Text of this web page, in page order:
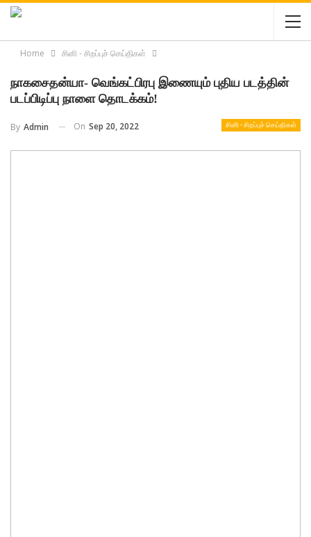
Home சினி - சிறப்புச் செய்திகள்
நாகசைதன்யா- வெங்கட்பிரபு இணையும் புதிய படத்தின்
படப்பிடிப்பு நாளை தொடக்கம்!
சினி - சிறப்புச் செய்திகள்
By Admin On Sep 20, 2022